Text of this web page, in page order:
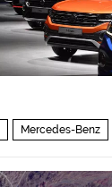
Mercedes-Benz